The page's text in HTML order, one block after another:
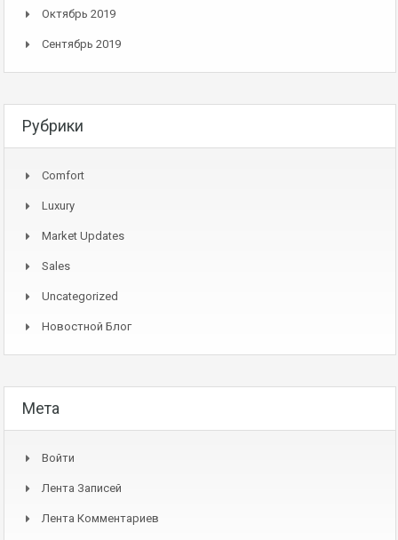
Октябрь 2019
Сентябрь 2019
Рубрики
Comfort
Luxury
Market Updates
Sales
Uncategorized
Новостной Блог
Мета
Войти
Лента Записей
Лента Комментариев